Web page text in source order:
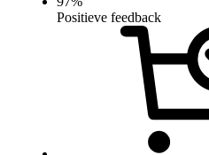
Positieve feedback